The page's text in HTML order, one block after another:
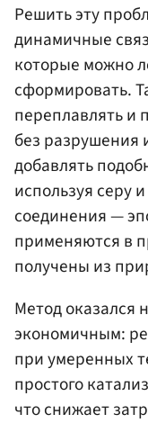
Решить эту
динамичные
которые можно
сформировать.
переплавлять и
без разрушения
добавлять
используя серу
соединения —
применяются в
получены из
Метод оказался
экономичным:
при умеренных
простого
что снижает